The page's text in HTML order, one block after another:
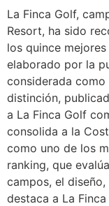
La Finca Golf,
Resort, ha sido
los quince
elaborado por la
considerada
distinción,
a La Finca Golf
consolida a la
como uno de los
ranking, que
campos, el
destaca a La